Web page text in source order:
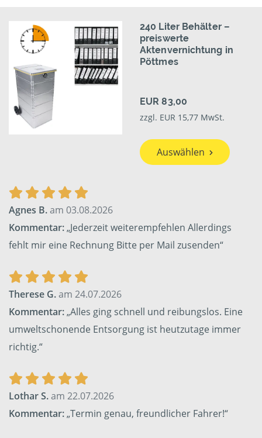
240 Liter Behälter –
preiswerte
Aktenvernichtung in
Pöttmes
EUR 83,00
zzgl. EUR 15,77 MwSt.
Auswählen
Agnes B.am 03.08.2026
Kommentar:„Jederzeit weiterempfehlen Allerdings
fehlt mir eine Rechnung Bitte per Mail zusenden“
Therese G.am 24.07.2026
Kommentar:„Alles ging schnell und reibungslos. Eine
umweltschonende Entsorgung ist heutzutage immer
richtig.“
Lothar S.am 22.07.2026
Kommentar:„Termin genau, freundlicher Fahrer!“